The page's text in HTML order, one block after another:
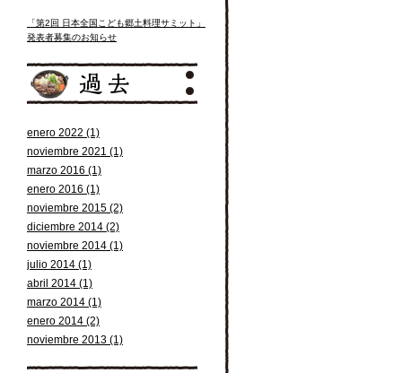
「第2回 日本全国こども郷土料理サミット」
発表者募集のお知らせ
enero 2022 (1)
noviembre 2021 (1)
marzo 2016 (1)
enero 2016 (1)
noviembre 2015 (2)
diciembre 2014 (2)
noviembre 2014 (1)
julio 2014 (1)
abril 2014 (1)
marzo 2014 (1)
enero 2014 (2)
noviembre 2013 (1)